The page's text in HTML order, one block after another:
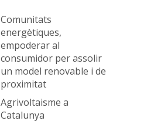
Comunitats
energètiques,
empoderar al
consumidor per assolir
un model renovable i de
proximitat
Agrivoltaisme a
Catalunya